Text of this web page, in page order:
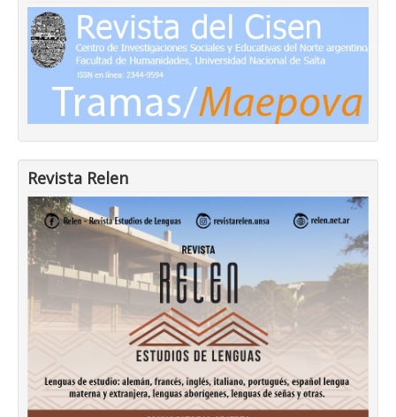
Revista Relen